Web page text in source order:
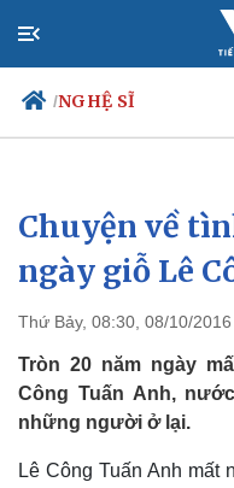
/NGHỆ SĨ
Chính trị
Đảng
Tổ chức nhân sự
Nhận diện sự thật
Chuyện về
ngày giỗ Lê
Thứ Bảy, 08:30, 08/10/2016
Tròn 20 năm ngày
Công Tuấn Anh,
những người ở lại.
Lê Công Tuấn Anh mất